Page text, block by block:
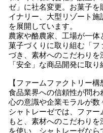
ゼ」に社名変更。お菓子
イナリー、大型リゾート
を展開しています。
農家や酪農家、工場が一
菓子づくりに取り組む「
づき、素材へのこだわりを
「安全」な商品開発に取り
【ファームファクトリー
食品業界への信頼性が問
心の意識や企業モラルが数
シャトレーゼでは、ファ
もと、素材へのこだわり
を使い、シャトレーゼな